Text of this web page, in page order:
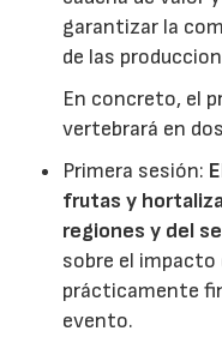
garantizar la
de las
En concreto, el
vertebrará en
Primera sesión:
frutas y
regiones y del
sobre el impacto
prácticamente
evento.